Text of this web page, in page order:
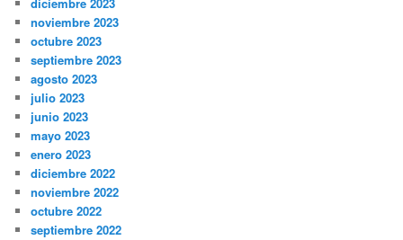
diciembre 2023
noviembre 2023
octubre 2023
septiembre 2023
agosto 2023
julio 2023
junio 2023
mayo 2023
enero 2023
diciembre 2022
noviembre 2022
octubre 2022
septiembre 2022